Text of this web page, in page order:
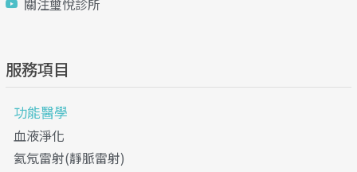
服務項目
功能醫學
血液淨化
氦氖雷射(靜脈雷射)